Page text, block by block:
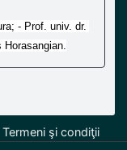
- Prof. univ. dr.
Horasangian.
Termeni şi condiţii